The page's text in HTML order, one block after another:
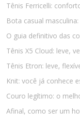
Tênis Ferricelli:
Bota casual
O guia definitivo das
Tênis X5 Cloud: leve,
Tênis Etron: leve,
Knit: você já conhece
Couro legítimo: o
Afinal, como ser um